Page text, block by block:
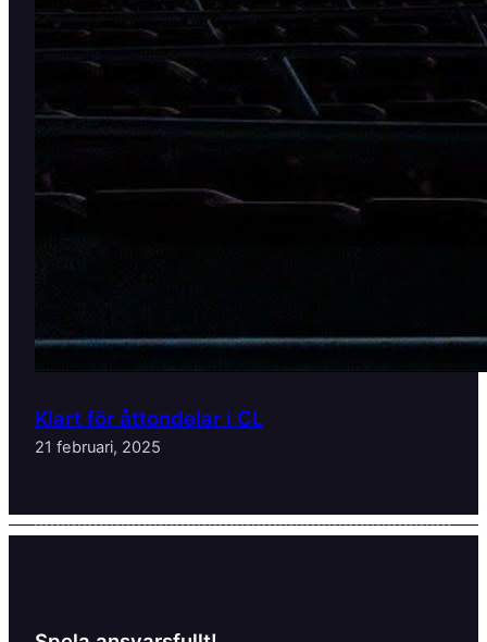
Klart för åttondelar i CL
21 februari, 2025